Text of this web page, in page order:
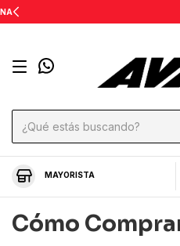
PAGÁ HASTA EN 3
MAYORISTA
Cómo